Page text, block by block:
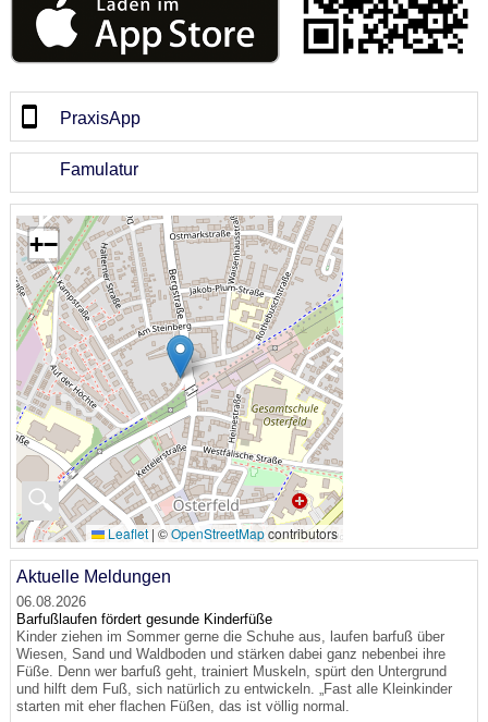
PraxisApp
Famulatur
🔍
+−
Leaflet | ©OpenStreetMapcontributors
Aktuelle Meldungen
06.08.2026
Barfußlaufen fördert gesunde Kinderfüße
Kinder ziehen im Sommer gerne die Schuhe aus, laufen barfuß über
Wiesen, Sand und Waldboden und stärken dabei ganz nebenbei ihre
Füße. Denn wer barfuß geht, trainiert Muskeln, spürt den Untergrund
und hilft dem Fuß, sich natürlich zu entwickeln. „Fast alle Kleinkinder
starten mit eher flachen Füßen, das ist völlig normal.